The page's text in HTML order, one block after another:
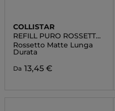
COLLISTAR
REFILL PURO ROSSETTO
MATTE
Rossetto Matte Lunga
Durata
Da 13,45 €